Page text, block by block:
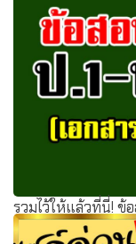
สทศ.เปิดให้ดาวน์
2561 พร้อมเฉลยแล้ว
รวมไว้ให้แล้วที่นี่! ข้
(เอกสารไฟล์ word แ